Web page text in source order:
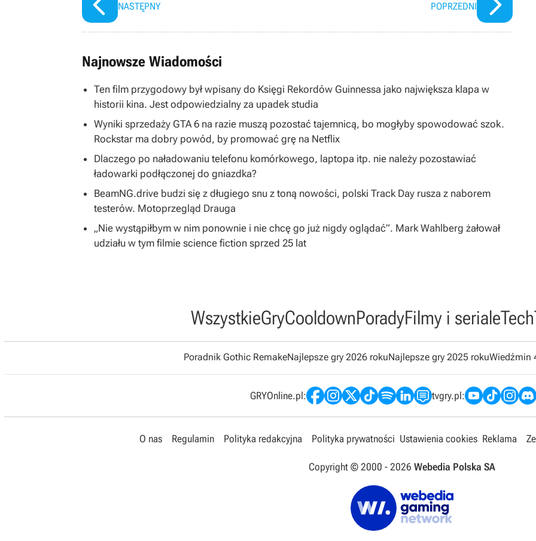
NASTĘPNY POPRZEDNI
Najnowsze Wiadomości
Ten film przygodowy był wpisany do Księgi Rekordów Guinnessa jako największa klapa w
historii kina. Jest odpowiedzialny za upadek studia
Wyniki sprzedaży GTA 6 na razie muszą pozostać tajemnicą, bo mogłyby spowodować szok.
Rockstar ma dobry powód, by promować grę na Netflix
Dlaczego po naładowaniu telefonu komórkowego, laptopa itp. nie należy pozostawiać
ładowarki podłączonej do gniazdka?
BeamNG.drive budzi się z długiego snu z toną nowości, polski Track Day rusza z naborem
testerów. Motoprzegląd Drauga
„Nie wystąpiłbym w nim ponownie i nie chcę go już nigdy oglądać”. Mark Wahlberg żałował
udziału w tym filmie science fiction sprzed 25 lat
WszystkieGryCooldownPoradyFilmy i serialeTech
Poradnik Gothic RemakeNajlepsze gry 2026 rokuNajlepsze gry 2025 rokuWiedźmin
GRYOnline.pl: tvgry.pl:
O nas Regulamin Polityka redakcyjna Polityka prywatności Ustawienia cookies Reklama
Copyright © 2000 - 2026 Webedia Polska SA